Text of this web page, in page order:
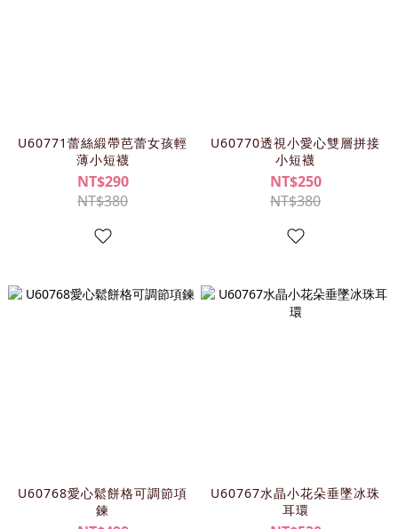
U60771蕾絲緞帶芭蕾女孩輕
薄小短襪
NT$290
NT$380
U60770透視小愛心雙層拼接
小短襪
NT$250
NT$380
U60768愛心鬆餅格可調節項
鍊
U60767水晶小花朵垂墜冰珠
耳環